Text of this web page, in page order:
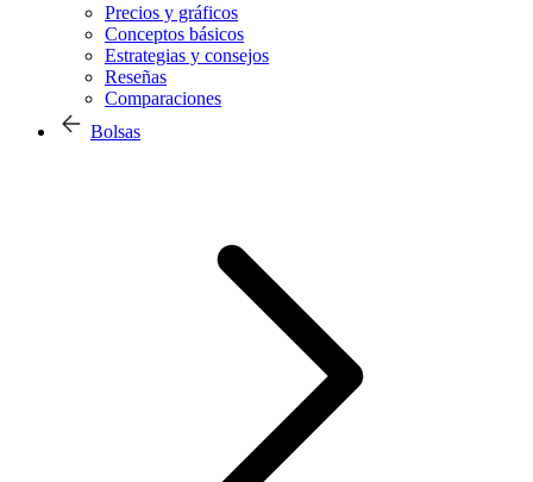
Precios y gráficos
Conceptos básicos
Estrategias y consejos
Reseñas
Comparaciones
Bolsas